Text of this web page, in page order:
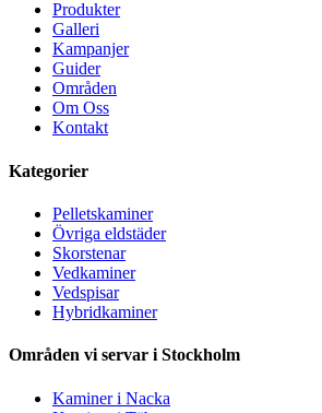
Produkter
Galleri
Kampanjer
Guider
Områden
Om Oss
Kontakt
Kategorier
Pelletskaminer
Övriga eldstäder
Skorstenar
Vedkaminer
Vedspisar
Hybridkaminer
Områden vi servar i Stockholm
Kaminer i Nacka